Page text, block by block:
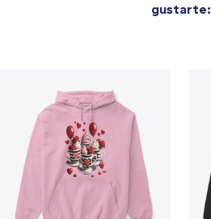
gustarte: